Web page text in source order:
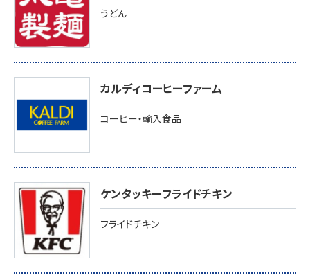
うどん
カルディコーヒーファーム
コーヒー・輸入食品
ケンタッキーフライドチキン
フライドチキン